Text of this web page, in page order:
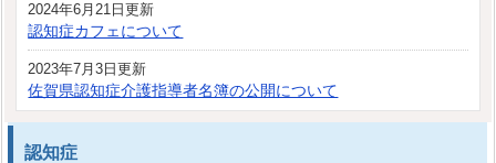
2024年6月21日更新
認知症カフェについて
2023年7月3日更新
佐賀県認知症介護指導者名簿の公開について
認知症